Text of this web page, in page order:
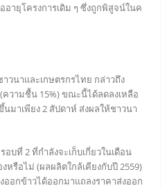
อายุโครงการเดิม ๆ ซึ่งถูกพิสูจน์ในค
วนาและเกษตรกรไทย กล่าวถึง
ความชื้น 15%) ขณะนี้ได้ลดลงเหลือ
มาเพียง 2 สัปดาห์ ส่งผลให้ชาวนา
บที่ 2 ที่กำลังจะเก็บเกี่ยวในเดือน
หรือไม่ (ผลผลิตใกล้เคียงกับปี 2559)
อกข้าวได้ออกมาแถลงราคาส่งออก